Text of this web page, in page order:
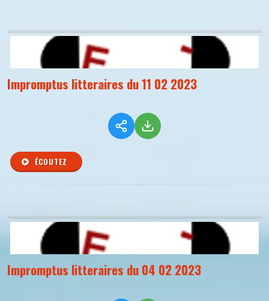
Impromptus litteraires du 11 02 2023
ÉCOUTEZ
Impromptus litteraires du 04 02 2023